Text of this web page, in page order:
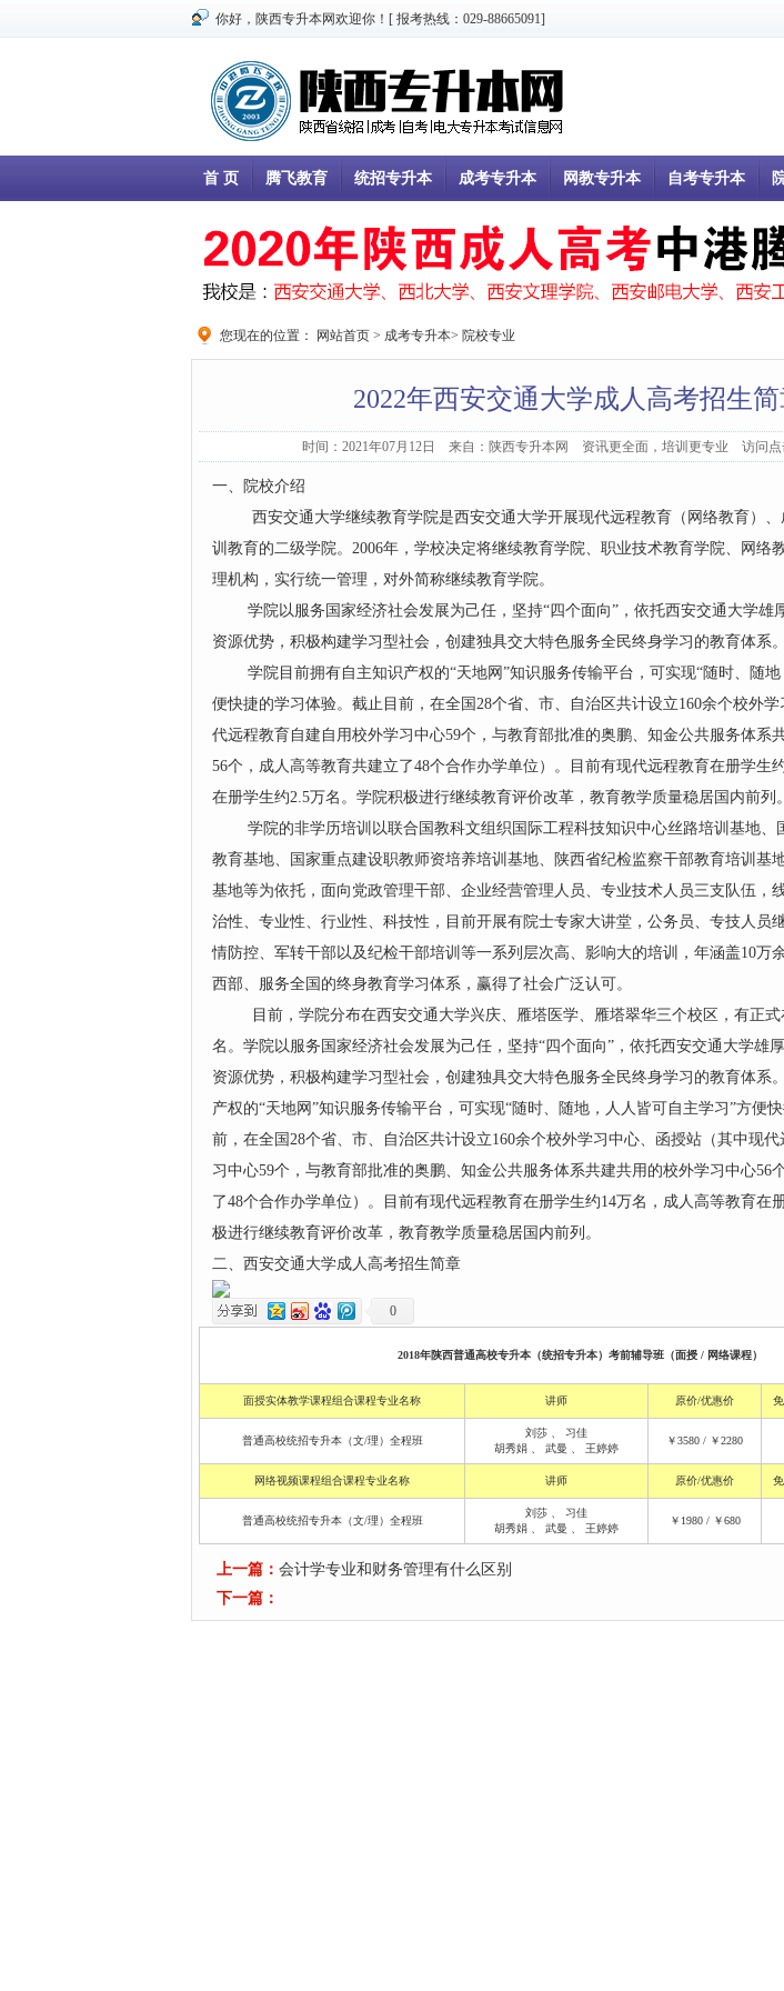
你好，陕西专升本网欢迎你！[ 报考热线：029-88665091]
首 页 腾飞教育 统招专升本 成考专升本 网教专升本 自考专升本
您现在的位置： 网站首页 > 成考专升本> 院校专业
2022年西安交通大学成人高考招生
时间：2021年07月12日 来自：陕西专升本网 资讯更全面，培训更专业 访问点
一、院校介绍
西安交通大学继续教育学院是西安交通大学开展现代远程教育（网络教育）、
训教育的二级学院。2006年，学校决定将继续教育学院、职业技术教育学院、网络
理机构，实行统一管理，对外简称继续教育学院。
学院以服务国家经济社会发展为己任，坚持“四个面向”，依托西安交通大学雄
资源优势，积极构建学习型社会，创建独具交大特色服务全民终身学习的教育体系。
学院目前拥有自主知识产权的“天地网”知识服务传输平台，可实现“随时、随地
便快捷的学习体验。截止目前，在全国28个省、市、自治区共计设立160余个校外
代远程教育自建自用校外学习中心59个，与教育部批准的奥鹏、知金公共服务体系
56个，成人高等教育共建立了48个合作办学单位）。目前有现代远程教育在册学生
在册学生约2.5万名。学院积极进行继续教育评价改革，教育教学质量稳居国内前列。
学院的非学历培训以联合国教科文组织国际工程科技知识中心丝路培训基地、
教育基地、国家重点建设职教师资培养培训基地、陕西省纪检监察干部教育培训基
基地等为依托，面向党政管理干部、企业经营管理人员、专业技术人员三支队伍，
治性、专业性、行业性、科技性，目前开展有院士专家大讲堂，公务员、专技人员
情防控、军转干部以及纪检干部培训等一系列层次高、影响大的培训，年涵盖10万
西部、服务全国的终身教育学习体系，赢得了社会广泛认可。
目前，学院分布在西安交通大学兴庆、雁塔医学、雁塔翠华三个校区，有正式
名。 学院以服务国家经济社会发展为己任，坚持“四个面向”，依托西安交通大学雄
资源优势，积极构建学习型社会，创建独具交大特色服务全民终身学习的教育体系。
产权的“天地网”知识服务传输平台，可实现“随时、随地，人人皆可自主学习”方便
前，在全国28个省、市、自治区共计设立160余个校外学习中心、函授站（其中现
习中心59个，与教育部批准的奥鹏、知金公共服务体系共建共用的校外学习中心56
了48个合作办学单位）。目前有现代远程教育在册学生约14万名，成人高等教育在
极进行继续教育评价改革，教育教学质量稳居国内前列。
二、西安交通大学成人高考招生简章
0
2018年陕西普通高校专升本（统招专升本）考前辅导班（面授 / 网络课程）
面授实体教学课程组合课程专业名称 讲师 原价/优惠价
普通高校统招专升本（文/理）全程班
刘莎
习佳
胡秀娟
武曼 王婷婷
￥3580 / ￥2280
网络视频课程组合课程专业名称 讲师 原价/优惠价
普通高校统招专升本（文/理）全程班
刘莎
习佳
胡秀娟
武曼 王婷婷
￥1980 / ￥680
上一篇： 会计学专业和财务管理有什么区别
下一篇：